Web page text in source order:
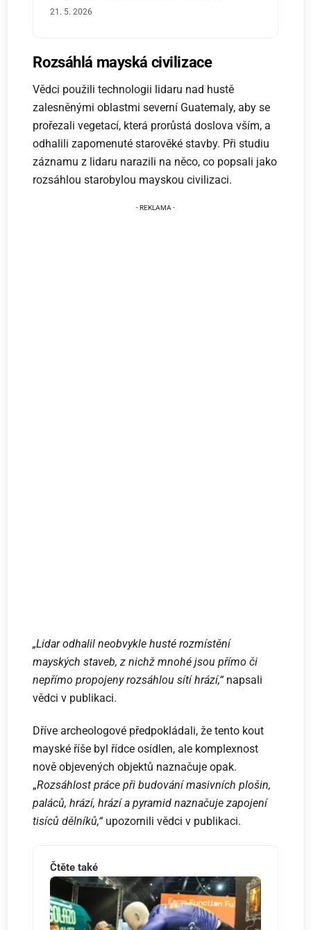
21. 5. 2026
Rozsáhlá mayská civilizace
Vědci použili technologii lidaru nad hustě
zalesněnými oblastmi severní Guatemaly, aby se
prořezali vegetací, která prorůstá doslova vším, a
odhalili zapomenuté starověké stavby. Při studiu
záznamu z lidaru narazili na něco, co popsali jako
rozsáhlou starobylou mayskou civilizaci.
„Lidar odhalil neobvykle husté rozmístění
mayských staveb, z nichž mnohé jsou přímo či
nepřímo propojeny rozsáhlou sítí hrází,“napsali
vědci v publikaci.
Dříve archeologové předpokládali, že tento kout
mayské říše byl řídce osídlen, ale komplexnost
nově objevených objektů naznačuje opak.
„Rozsáhlost práce při budování masivních plošin,
paláců, hrází, hrází a pyramid naznačuje zapojení
tisíců dělníků,“upozornili vědci v publikaci.
Čtěte také